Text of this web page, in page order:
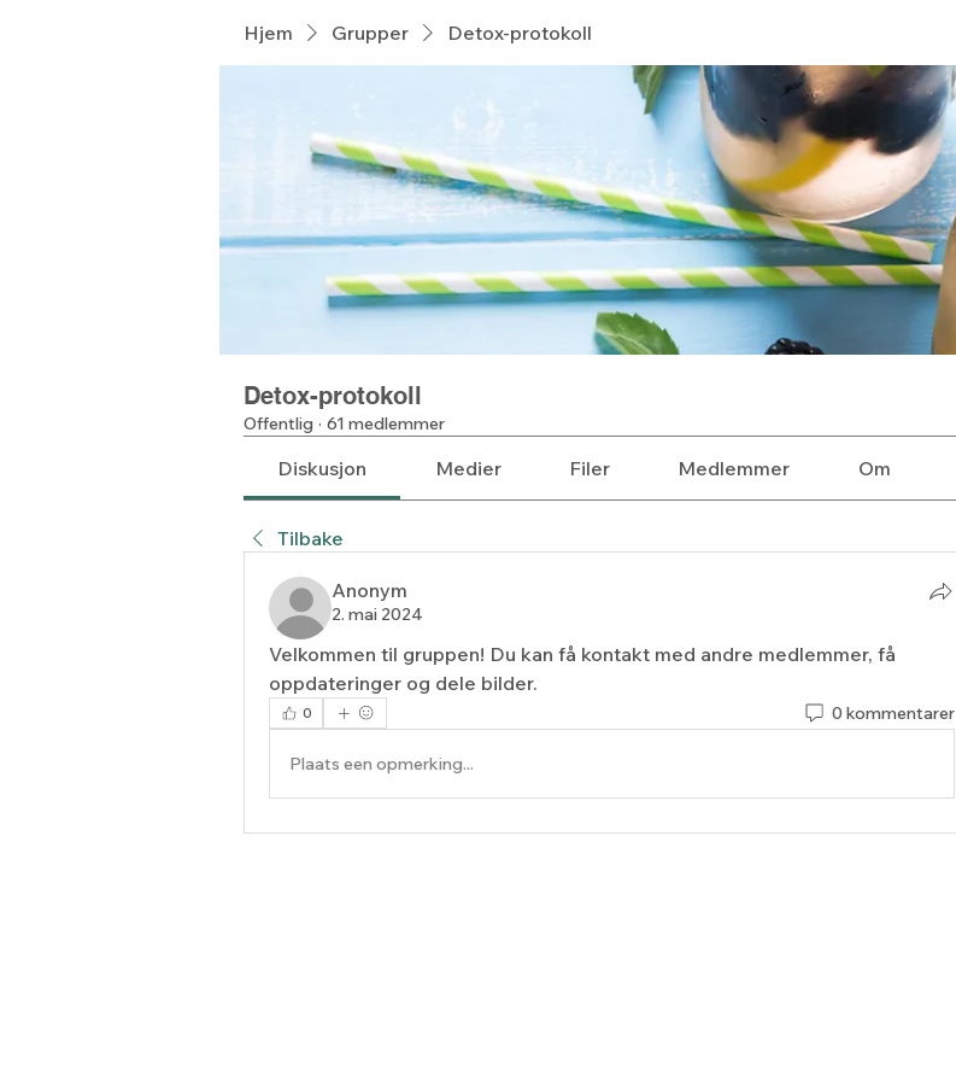
Hjem Grupper Detox-protokoll
Detox-protokoll
Offentlig · 61 medlemmer
Diskusjon Medier Filer Medlemmer Om
Tilbake
Anonym
2. mai 2024
Velkommen til gruppen! Du kan få kontakt med andre medlemmer, få
oppdateringer og dele bilder.
0 0 kommentarer
Plaats een opmerking...